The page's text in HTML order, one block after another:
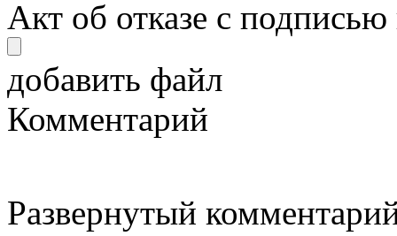
Акт об отказе с
добавить файл
Комментарий
Развернутый